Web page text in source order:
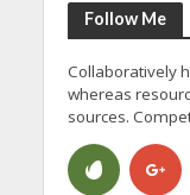
Follow Me
Collaboratively
whereas
sources.